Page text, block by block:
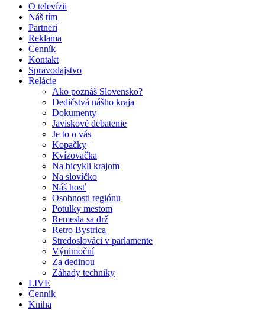
O televízii
Náš tím
Partneri
Reklama
Cenník
Kontakt
Spravodajstvo
Relácie
Ako poznáš Slovensko?
Dedičstvá nášho kraja
Dokumenty
Javiskové debatenie
Je to o vás
Kopačky
Kvízovačka
Na bicykli krajom
Na slovíčko
Náš hosť
Osobnosti regiónu
Potulky mestom
Remesla sa drž
Retro Bystrica
Stredoslováci v parlamente
Výnimoční
Za dedinou
Záhady techniky
LIVE
Cenník
Kniha